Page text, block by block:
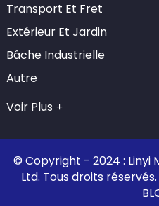
Transport Et Fret
Extérieur Et Jardin
Bâche Industrielle
Autre
Voir Plus
© Copyright - 2024 : Linyi
Ltd. Tous droits